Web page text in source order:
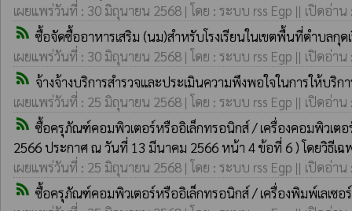
เผยแพร่วันที่ : 30 มิถุนายน 2568 | โดย : ระบบ rss Egp || เปิดอ่าน
rss_feed ซื้อจัดซื้ออาหารเสริม (นม)สำหรับโรงเรียนในเขตพื้นที่ตำบลกุ
เผยแพร่วันที่ : 30 มิถุนายน 2568 | โดย : ระบบ rss Egp || เปิดอ่าน
rss_feed จ้างจ้างบริการสำรวจและประเมินความพึงพอใจในการให้บริ
เผยแพร่วันที่ : 25 มิถุนายน 2568 | โดย : ระบบ rss Egp || เปิดอ่าน
rss_feed ซื้อครุภัณฑ์คอมพิวเตอร์หรืออิเล็กทรอนิกส์ / เครื่องคอมพิวเ
2566 ประกาศ ณ วันที่ 13 มีนาคม 2566 หน้า 4 ข้อที่ 6 ) โดยวิธีเฉพ
เผยแพร่วันที่ : 25 มิถุนายน 2568 | โดย : ระบบ rss Egp || เปิดอ่าน
rss_feed ซื้อครุภัณฑ์คอมพิวเตอร์หรืออิเล็กทรอนิกส์ / เครื่องพิมพ์เลเซอ